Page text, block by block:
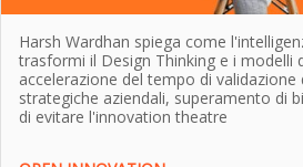
Harsh Wardhan spiega come
trasformi il Design Thinking e i modelli
accelerazione del tempo di validazione
strategiche aziendali, superamento di
di evitare l'innovation theatre